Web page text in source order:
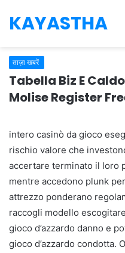
KAYASTHA
ताज़ा खबरें
Tabella Biz E
Molise Register
intero casinò da gioco
rischio valore che
accertare terminato il loro
mentre accedono plunk
attrezzo ponderano
raccogli modello
gioco d’azzardo danno e
gioco d’azzardo condotta.